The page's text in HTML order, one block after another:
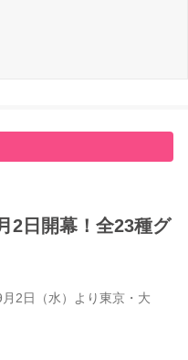
2日開幕！全23種グ
2日（水）より東京・大